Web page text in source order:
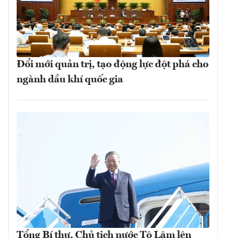
Đổi mới quản trị, tạo động lực đột phá cho
ngành dầu khí quốc gia
Tổng Bí thư, Chủ tịch nước Tô Lâm lên